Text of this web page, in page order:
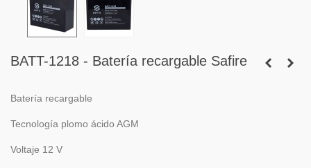
BATT-1218 - Batería recargable Safire
Batería recargable
Tecnología plomo ácido AGM
Voltaje 12 V